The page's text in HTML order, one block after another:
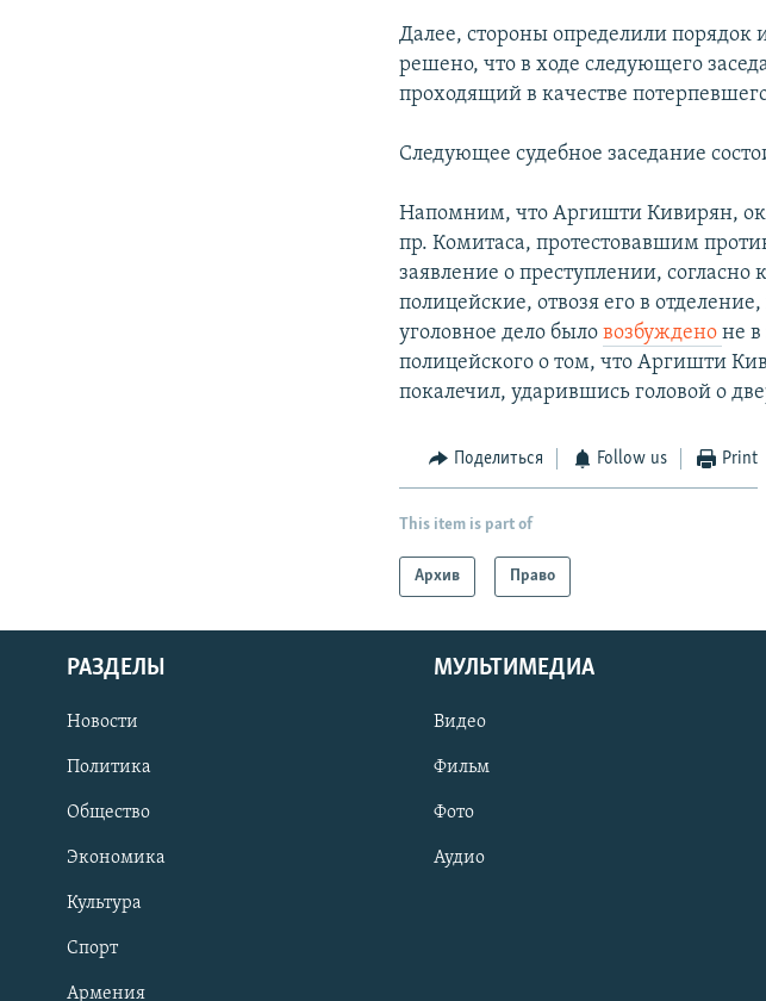
Далее, стороны определили порядок
решено, что в ходе следующего
проходящий в качестве
Следующее судебное заседание
Напомним, что Аргишти Кивирян,
пр. Комитаса, протестовавшим
заявление о преступлении, согласно
полицейские, отвозя его в
уголовное дело быловозбужденоне в
полицейского о том, что Аргишти
покалечил, ударившись головой о
Поделиться Follow us Print
This item is part of
Архив Право
РАЗДЕЛЫ
Новости
Политика
Общество
Экономика
Культура
Спорт
Армения
МУЛЬТИМЕДИА
Видео
Фильм
Фото
Аудио